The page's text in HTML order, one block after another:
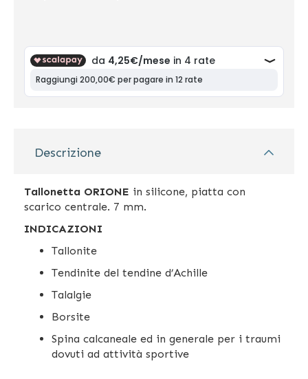
Descrizione
Tallonetta ORIONE in silicone, piatta con
scarico centrale. 7 mm.
INDICAZIONI
Tallonite
Tendinite del tendine d’Achille
Talalgie
Borsite
Spina calcaneale ed in generale per i traumi
dovuti ad attività sportive